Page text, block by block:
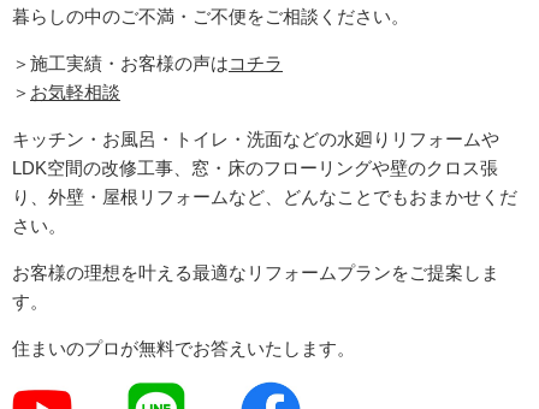
暮らしの中のご不満・ご不便をご相談ください。
＞施工実績・お客様の声はコチラ
＞ お気軽相談
キッチン・お風呂・トイレ・洗面などの水廻りリフォームや
LDK空間の改修工事、窓・床のフローリングや壁のクロス張
り、外壁・屋根リフォームなど、どんなことでもおまかせくだ
さい。
お客様の理想を叶える最適なリフォームプランをご提案しま
す。
住まいのプロが無料でお答えいたします。